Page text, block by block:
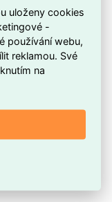
730A3, optika AS
uloženy cookies
-
používání webu,
reklamou. Své
na